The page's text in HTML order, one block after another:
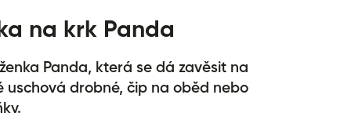
na krk Panda
Panda, která se dá zavěsit na
uschová drobné, čip na oběd nebo